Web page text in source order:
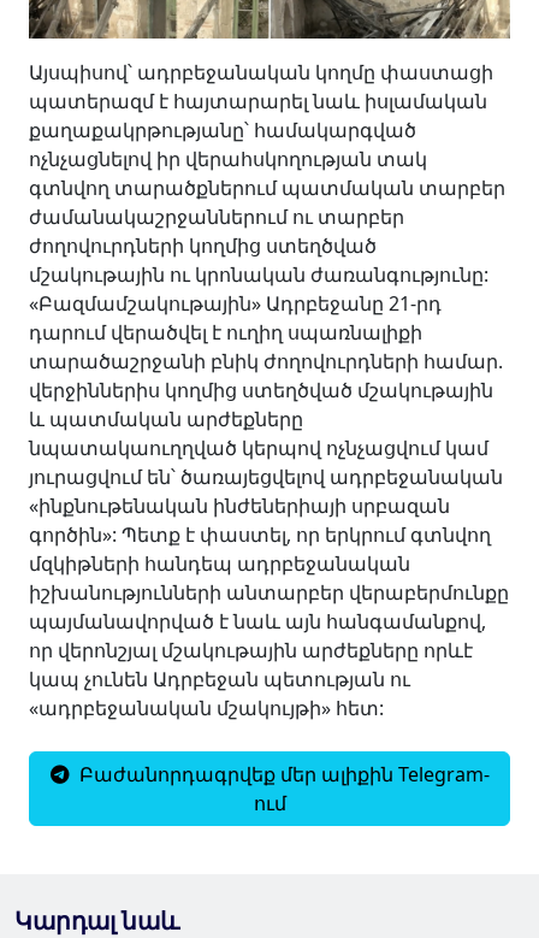
Կարդալ նաև
Այսպիսով՝ ադրբեջանական կողմը փաստացի
պատերազմ է հայտարարել նաև իսլամական
քաղաքակրթությանը՝ համակարգված
ոչնչացնելով իր վերահսկողության տակ
գտնվող տարածքներում պատմական տարբեր
ժամանակաշրջաններում ու տարբեր
ժողովուրդների կողմից ստեղծված
մշակութային ու կրոնական ժառանգությունը:
«Բազմամշակութային» Ադրբեջանը 21-րդ
դարում վերածվել է ուղիղ սպառնալիքի
տարածաշրջանի բնիկ ժողովուրդների համար.
վերջիններիս կողմից ստեղծված մշակութային
և պատմական արժեքները
նպատակաուղղված կերպով ոչնչացվում կամ
յուրացվում են՝ ծառայեցվելով ադրբեջանական
«ինքնութենական ինժեներիայի սրբազան
գործին»: Պետք է փաստել, որ երկրում գտնվող
մզկիթների հանդեպ ադրբեջանական
իշխանությունների անտարբեր վերաբերմունքը
պայմանավորված է նաև այն հանգամանքով,
որ վերոնշյալ մշակութային արժեքները որևէ
կապ չունեն Ադրբեջան պետության ու
«ադրբեջանական մշակույթի» հետ:
Բաժանորդագրվեք մեր ալիքին Telegram-
ում